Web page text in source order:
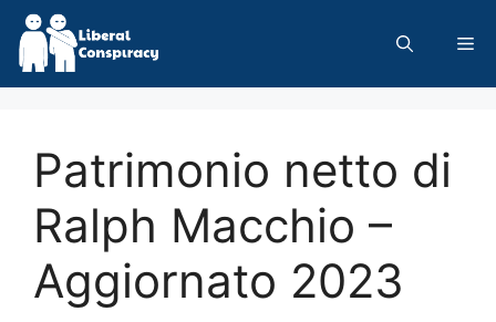
Skip
content
Patrimonio netto di
Ralph Macchio –
Aggiornato 2023